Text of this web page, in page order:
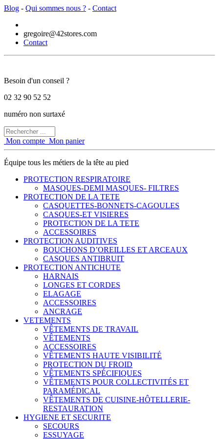
Blog - Qui sommes nous ? - Contact
gregoire@42stores.com
Contact
Besoin d'un conseil ?
02 32 90 52 52
numéro non surtaxé
Mon compte Mon panier
Équipe tous les métiers de la tête au pied
PROTECTION RESPIRATOIRE
MASQUES-DEMI MASQUES- FILTRES
PROTECTION DE LA TETE
CASQUETTES-BONNETS-CAGOULES
CASQUES-ET VISIERES
PROTECTION DE LA TETE
ACCESSOIRES
PROTECTION AUDITIVES
BOUCHONS D’OREILLES ET ARCEAUX
CASQUES ANTIBRUIT
PROTECTION ANTICHUTE
HARNAIS
LONGES ET CORDES
ELAGAGE
ACCESSOIRES
ANCRAGE
VETEMENTS
VÊTEMENTS DE TRAVAIL
VÊTEMENTS
ACCESSOIRES
VÊTEMENTS HAUTE VISIBILITÉ
PROTECTION DU FROID
VÊTEMENTS SPÉCIFIQUES
VÊTEMENTS POUR COLLECTIVITÉS ET
PARAMÉDICAL
VÊTEMENTS DE CUISINE-HÔTELLERIE-
RESTAURATION
HYGIENE ET SECURITE
SECOURS
ESSUYAGE